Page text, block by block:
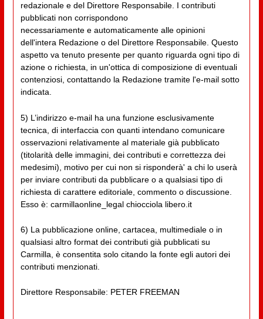
redazionale e del Direttore Responsabile. I contributi
pubblicati non corrispondono
necessariamente e automaticamente alle opinioni
dell'intera Redazione o del Direttore Responsabile. Questo
aspetto va tenuto presente per quanto riguarda ogni tipo di
azione o richiesta, in un'ottica di composizione di eventuali
contenziosi, contattando la Redazione tramite l'e-mail sotto
indicata.
5) L’indirizzo e-mail ha una funzione esclusivamente
tecnica, di interfaccia con quanti intendano comunicare
osservazioni relativamente al materiale già pubblicato
(titolarità delle immagini, dei contributi e correttezza dei
medesimi), motivo per cui non si risponderà' a chi lo userà
per inviare contributi da pubblicare o a qualsiasi tipo di
richiesta di carattere editoriale, commento o discussione.
Esso è: carmillaonline_legal chiocciola libero.it
6) La pubblicazione online, cartacea, multimediale o in
qualsiasi altro format dei contributi già pubblicati su
Carmilla, è consentita solo citando la fonte egli autori dei
contributi menzionati.
Direttore Responsabile: PETER FREEMAN